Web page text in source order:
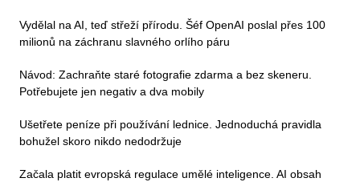
Vydělal na AI, teď střeží přírodu. Šéf OpenAI poslal přes 100
milionů na záchranu slavného orlího páru
Návod: Zachraňte staré fotografie zdarma a bez skeneru.
Potřebujete jen negativ a dva mobily
Ušetřete peníze při používání lednice. Jednoduchá pravidla
bohužel skoro nikdo nedodržuje
Začala platit evropská regulace umělé inteligence. AI obsah